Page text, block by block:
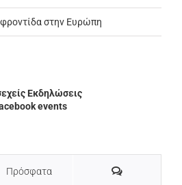
φροντίδα στην Ευρώπη
Εκδηλώσεις
events
Πρόσφατα Σχόλια